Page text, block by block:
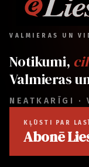
VALMIERAS UN
Notikumi,
Valmieras
NEATKARĪGI ·
KĻŪSTI PAR
Abonē